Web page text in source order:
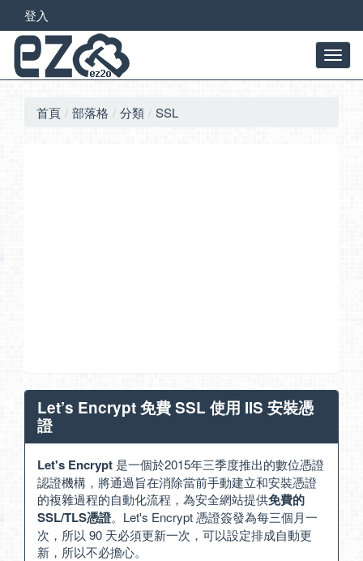
登入
首頁 部落格 分類 SSL
Let’s Encrypt 免費 SSL 使用 IIS 安裝憑
證
Let's Encrypt 是一個於2015年三季度推出的數位憑證
認證機構，將通過旨在消除當前手動建立和安裝憑證
的複雜過程的自動化流程，為安全網站提供免費的
SSL/TLS憑證。Let's Encrypt 憑證簽發為每三個月一
次，所以 90 天必須更新一次，可以設定排成自動更
新，所以不必擔心。